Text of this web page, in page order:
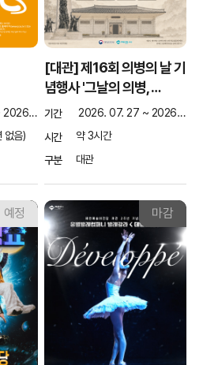
09. 18
없음)
[대관] 제16회 의병의 날 기
념행사 '그날의 의병, …
기간
2026. 07. 27 ~ 2026. 07. 27
시간
약 3시간
구분
대관
예정 마감